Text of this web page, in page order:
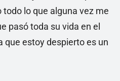
lo que alguna vez me
pasó toda su vida en el
que estoy despierto es un